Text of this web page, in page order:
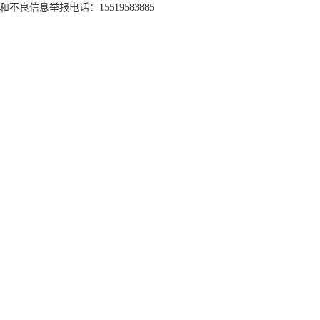
不良信息举报电话：15519583885